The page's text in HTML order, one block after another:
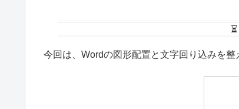
今回は、Wordの図形配置と文字回り込みを